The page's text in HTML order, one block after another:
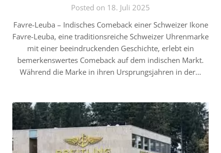
Posted on 18. Juli 2025
Favre-Leuba – Indisches Comeback einer Schweizer Ikone
Favre-Leuba, eine traditionsreiche Schweizer Uhrenmarke
mit einer beeindruckenden Geschichte, erlebt ein
bemerkenswertes Comeback auf dem indischen Markt.
Während die Marke in ihren Ursprungsjahren in der…